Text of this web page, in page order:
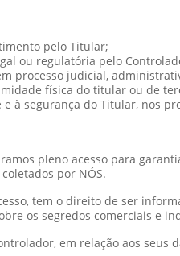
pelo Titular;
ou regulatória pelo
processo judicial,
física do titular ou de
à segurança do Titular, nos
pleno acesso para
por NÓS.
tem o direito de ser
os segredos comerciais e
em relação aos